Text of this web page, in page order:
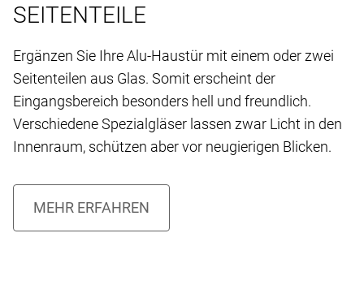
SEITENTEILE
Ergänzen Sie Ihre Alu-Haustür mit einem oder zwei
Seitenteilen aus Glas. Somit erscheint der
Eingangsbereich besonders hell und freundlich.
Verschiedene Spezialgläser lassen zwar Licht in den
Innenraum, schützen aber vor neugierigen Blicken.